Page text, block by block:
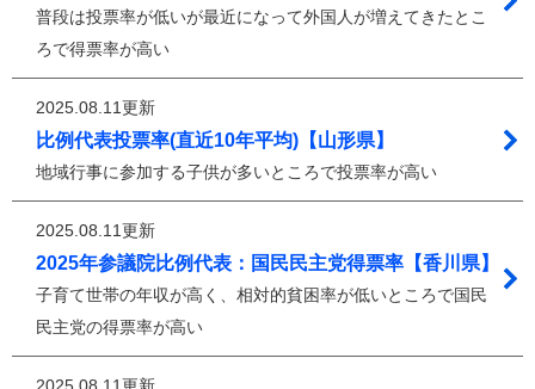
普段は投票率が低いが最近になって外国人が増えてきたとこ
ろで得票率が高い
2025.08.11更新
比例代表投票率(直近10年平均)【山形県】
地域行事に参加する子供が多いところで投票率が高い
2025.08.11更新
2025年参議院比例代表：国民民主党得票率【香川県】
子育て世帯の年収が高く、相対的貧困率が低いところで国民
民主党の得票率が高い